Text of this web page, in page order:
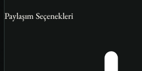
Paylaşım Seçenekleri